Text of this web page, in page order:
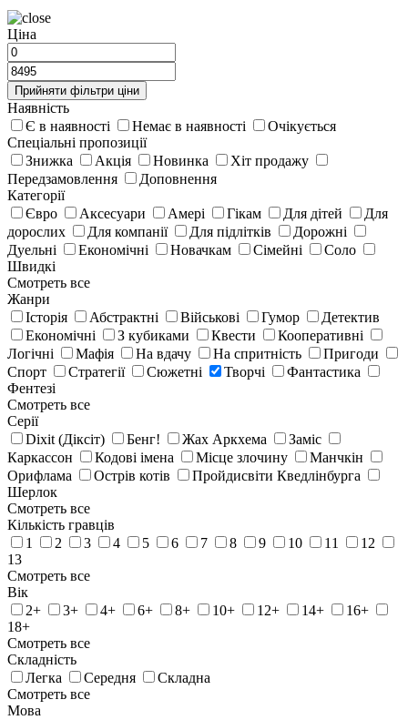
Цiна
Прийняти фiльтри цiни
Наявність
Є в наявності
Немає в наявності
Очікується
Спецiальнi пропозицiї
Знижка
Акція Новинка
Хіт продажу
Передзамовлення
Доповнення
Категорії
Євро
Аксесуари Амері Гікам Для дітей
Для
дорослих
Для компанії Для підлітків
Дорожні
Дуельні
Економічні Новачкам Сімейні
Соло
Швидкі
Смотреть все
Жанри
Історія
Абстрактні Військові Гумор
Детектив
Економічні
З кубиками Квести
Кооперативні
Логічні
Мафія На вдачу На спритність
Пригоди
Спорт
Стратегії Сюжетні Творчі
Фантастика
Фентезі
Смотреть все
Серії
Dixit (Діксіт)
Бенг! Жах Аркхема
Заміс
Каркассон
Кодові імена Місце злочину
Манчкін
Орифлама
Острів котів
Пройдисвіти Кведлінбурга
Шерлок
Смотреть все
Кількість гравців
1
2 3 4 5 6 7 8 9 10 11
12
13
Смотреть все
Вік
2+
3+ 4+ 6+ 8+ 10+ 12+ 14+
16+
18+
Смотреть все
Складність
Легка
Середня
Складна
Смотреть все
Мова